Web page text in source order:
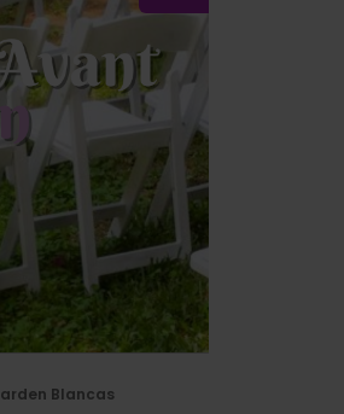
Blancas